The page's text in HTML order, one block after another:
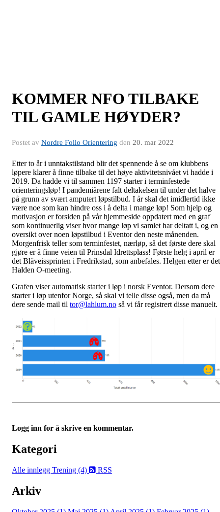
KOMMER NFO TILBAKE
TIL GAMLE HØYDER?
Postet av Nordre Follo Orientering den 20. mar 2022
Etter to år i unntakstilstand blir det spennende å se om klubbens
løpere klarer å finne tilbake til det høye aktivitetsnivået vi hadde i
2019. Da hadde vi til sammen 1197 starter i terminfestede
orienteringsløp! I pandemiårene falt deltakelsen til under det halve
på grunn av svært amputert løpstilbud. I år skal det imidlertid ikke
være noe som kan hindre oss i å delta i mange løp! Som hjelp og
motivasjon er forsiden på vår hjemmeside oppdatert med en graf
som kontinuerlig viser hvor mange løp vi samlet har deltatt i, og en
oversikt over noen løpstilbud i Eventor den neste månenden.
Morgenfrisk teller som terminfestet, nærløp, så det første dere skal
gjøre er å finne veien til Prinsdal Idrettsplass! Første helg i april er
det Blåveissprinten i Fredrikstad, som anbefales. Helgen etter er det
Halden O-meeting.
Grafen viser automatisk starter i løp i norsk Eventor. Dersom dere
starter i løp utenfor Norge, så skal vi telle disse også, men da må
dere sende mail til tor@lahlum.no så vi får registrert disse manuelt.
Logg inn for å skrive en kommentar.
Kategori
Alle innlegg Trening (4) RSS
Arkiv